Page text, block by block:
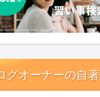
グオーナーの自著